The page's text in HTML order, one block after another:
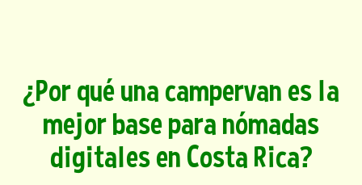
¿Por qué una campervan es la
mejor base para nómadas
digitales en Costa Rica?